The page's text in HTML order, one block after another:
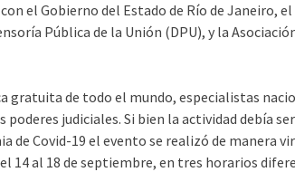
el Gobierno del Estado de Río de Janeiro,
Pública de la Unión (DPU), y la
gratuita de todo el mundo, especialistas
judiciales. Si bien la actividad debía ser
de Covid-19 el evento se realizó de manera
14 al 18 de septiembre, en tres horarios